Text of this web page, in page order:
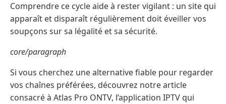
Comprendre ce cycle aide à rester vigilant : un site qui
apparaît et disparaît régulièrement doit éveiller vos
soupçons sur sa légalité et sa sécurité.
core/paragraph
Si vous cherchez une alternative fiable pour regarder
vos chaînes préférées, découvrez notre article
consacré à Atlas Pro ONTV, l’application IPTV qui